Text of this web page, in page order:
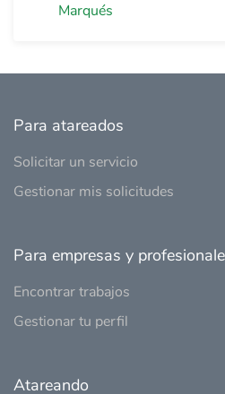
Marqués
Para atareados
Solicitar un servicio
Gestionar mis solicitudes
Para empresas y
Encontrar trabajos
Gestionar tu perfil
Atareando